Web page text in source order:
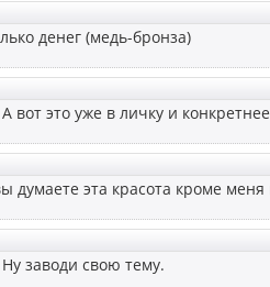
денег (медь-бронза)
А вот это уже в личку и
думаете эта красота кроме меня
Ну заводи свою тему.